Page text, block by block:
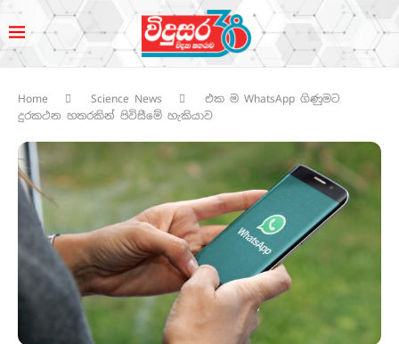
Home Science News
එක ම WhatsApp ගිණුමට
දුරකථන හතරකින් පිවිසීමේ හැකියාව